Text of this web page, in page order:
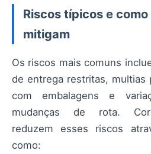
Riscos típicos e
mitigam
Os riscos mais comuns
de entrega restritas, multias
com embalagens e
mudanças de rota.
reduzem esses riscos
como: